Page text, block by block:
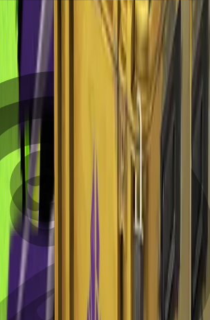
🇪🇺 Евро (EUR)
🇷🇺 Рубли (RUB)
развлечений:
наслаждайся
подтверждаете, что вам исполнилось
играми?